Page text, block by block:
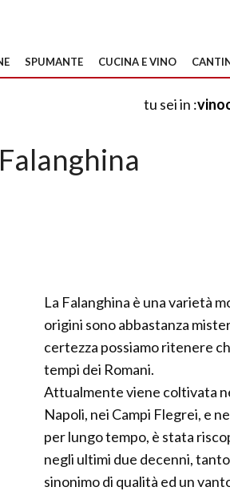
SPUMANTE CUCINA E VINO
tu sei in :
Falanghina
La Falanghina è una varietà
origini sono abbastanza
certezza possiamo ritenere
tempi dei Romani.
Attualmente viene coltivata
Napoli, nei Campi Flegrei, e
per lungo tempo, è stata
negli ultimi due decenni,
sinonimo di qualità ed un